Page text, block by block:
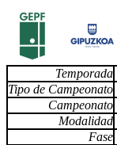
Temporada
Tipo de Campeonato
Campeonato
Modalidad
Fase